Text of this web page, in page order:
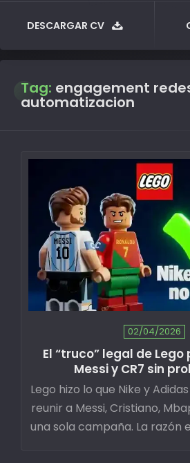
DESCARGAR CV
Tag: engagement
automatizacion
02/04/2026
El “truco” legal de
Messi y CR7 sin
Lego hizo lo que Nike y
reunir a Messi, Cristiano,
una sola campaña. La razón